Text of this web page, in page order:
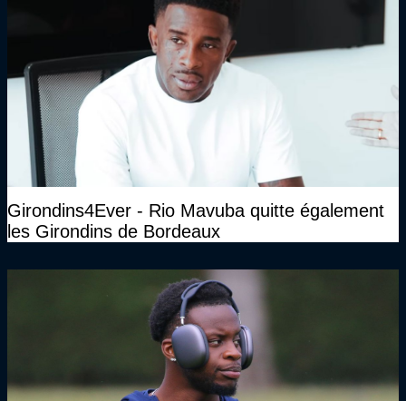
Girondins4Ever - Rio Mavuba quitte également
les Girondins de Bordeaux